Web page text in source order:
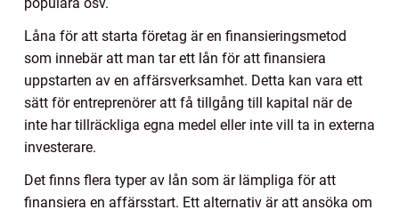
Låna för att starta företag är en finansieringsmetod
som innebär att man tar ett lån för att finansiera
uppstarten av en affärsverksamhet. Detta kan vara ett
sätt för entreprenörer att få tillgång till kapital när de
inte har tillräckliga egna medel eller inte vill ta in externa
investerare.
Det finns flera typer av lån som är lämpliga för att
finansiera en affärsstart. Ett alternativ är att ansöka om